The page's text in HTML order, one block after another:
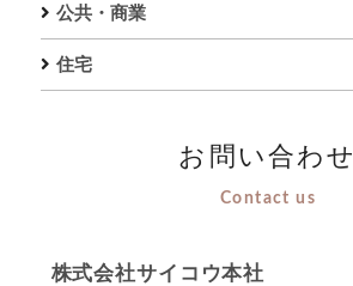
公共・商業
住宅
お問い合わせ
Contact us
株式会社サイコウ本社